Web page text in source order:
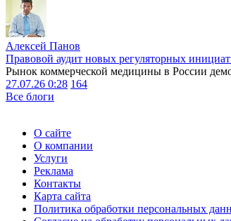
Алексей Панов
Правовой аудит новых регуляторных
Рынок коммерческой медицины в России
27.07.26 0:28 164
Все блоги
О сайте
О компании
Услуги
Реклама
Контакты
Карта сайта
Политика обработки персональных